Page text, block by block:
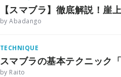
【スマブラ】徹底解説！崖
by Abadango
TECHNIQUE
スマブラの基本テクニック
by Raito